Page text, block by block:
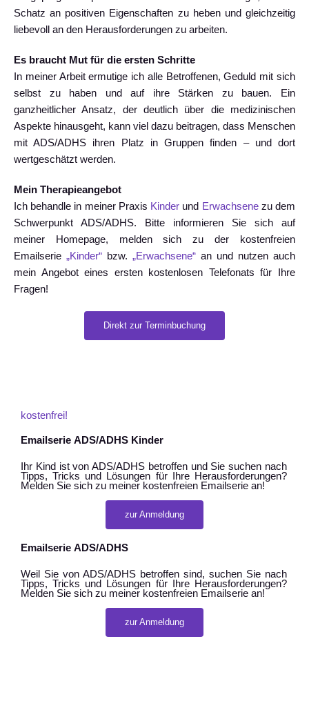
Schatz an positiven Eigenschaften zu heben und gleichzeitig
liebevoll an den Herausforderungen zu arbeiten.
Es braucht Mut für die ersten Schritte
In meiner Arbeit ermutige ich alle Betroffenen, Geduld mit sich
selbst zu haben und auf ihre Stärken zu bauen. Ein
ganzheitlicher Ansatz, der deutlich über die medizinischen
Aspekte hinausgeht, kann viel dazu beitragen, dass Menschen
mit ADS/ADHS ihren Platz in Gruppen finden – und dort
wertgeschätzt werden.
Mein Therapieangebot
Ich behandle in meiner Praxis Kinder und Erwachsenezu dem
Schwerpunkt ADS/ADHS. Bitte informieren Sie sich auf
meiner Homepage, melden sich zu der kostenfreien
Emailserie „Kinder“ bzw. „Erwachsene“ an und nutzen auch
mein Angebot eines ersten kostenlosen Telefonats für Ihre
Fragen!
Direkt zur Terminbuchung
kostenfrei!
Emailserie ADS/ADHS Kinder
Ihr Kind ist von ADS/ADHS betroffen und Sie suchen nach
Tipps, Tricks und Lösungen für Ihre Herausforderungen?
Melden Sie sich zu meiner kostenfreien Emailserie an!
zur Anmeldung
Emailserie ADS/ADHS
Weil Sie von ADS/ADHS betroffen sind, suchen Sie nach
Tipps, Tricks und Lösungen für Ihre Herausforderungen?
Melden Sie sich zu meiner kostenfreien Emailserie an!
zur Anmeldung